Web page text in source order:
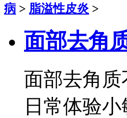
病 > 脂溢性皮炎 >
面部去角
面部去角
日常体验